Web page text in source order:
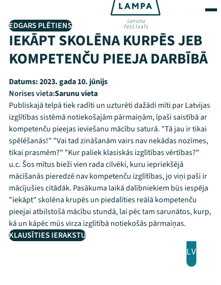
EDGARS PLĒTIENS
IEKĀPT SKOLĒNA KURPĒS JEB
KOMPETENČU PIEEJA DARBĪBĀ
Datums:2023. gada 10. jūnijs
Norises vieta:Sarunu vieta
Publiskajā telpā tiek radīti un uzturēti dažādi mīti par Latvijas
izglītības sistēmā notiekošajām pārmaiņām, īpaši saistībā ar
kompetenču pieejas ieviešanu mācību saturā. "Tā jau ir tikai
spēlēšanās!" "Vai tad zināšanām vairs nav nekādas nozīmes,
tikai prasmēm?" "Kur paliek klasiskās izglītības vērtības?"
u.c. Šos mītus bieži vien rada cilvēki, kuru iepriekšējā
mācīšanās pieredzē nav kompetenču izglītības, jo viņi paši ir
mācījušies citādāk. Pasākuma laikā dalībniekiem būs iespēja
"iekāpt" skolēna krupēs un piedalīties reālā kompetenču
pieejai atbilstošā mācību stundā, lai pēc tam sarunātos, kurp,
kā un kāpēc mūs virza izglītībā notiekošās pārmaiņas.
KLAUSĪTIES IERAKSTU
LV